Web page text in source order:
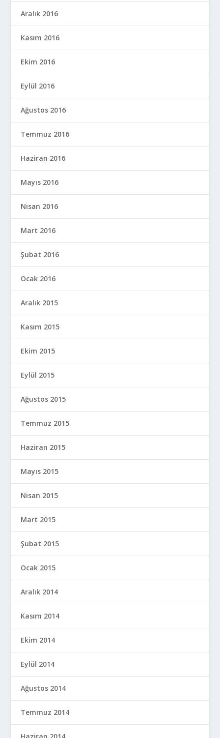
Aralık 2016
Kasım 2016
Ekim 2016
Eylül 2016
Ağustos 2016
Temmuz 2016
Haziran 2016
Mayıs 2016
Nisan 2016
Mart 2016
Şubat 2016
Ocak 2016
Aralık 2015
Kasım 2015
Ekim 2015
Eylül 2015
Ağustos 2015
Temmuz 2015
Haziran 2015
Mayıs 2015
Nisan 2015
Mart 2015
Şubat 2015
Ocak 2015
Aralık 2014
Kasım 2014
Ekim 2014
Eylül 2014
Ağustos 2014
Temmuz 2014